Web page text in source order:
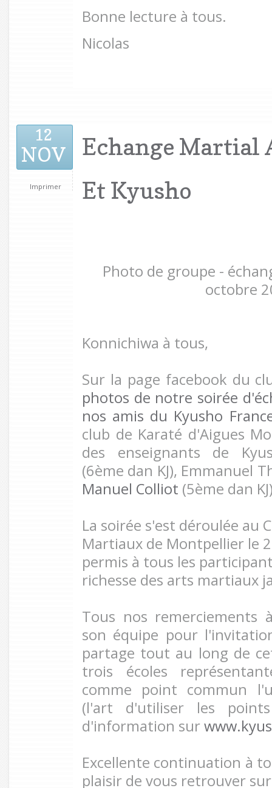
Bonne lecture à tous.
Nicolas
12
NOV
Imprimer
Echange Martial
Et Kyusho
Photo de groupe -
octobre
Konnichiwa à tous,
Sur la page facebook du
photos de notre soirée
nos amis du Kyusho
club de Karaté d'Aigues
des enseignants de
(6ème dan KJ), Emmanuel
Manuel Colliot (5ème dan
La soirée s'est déroulée au
Martiaux de Montpellier le
permis à tous les
richesse des arts martiaux
Tous nos remerciements
son équipe pour
partage tout au long de
trois écoles
comme point commun
(l'art d'utiliser les
d'information sur
Excellente continuation à
plaisir de vous retrouver